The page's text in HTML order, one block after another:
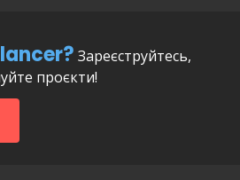
Зареєструйтесь,
проєкти!